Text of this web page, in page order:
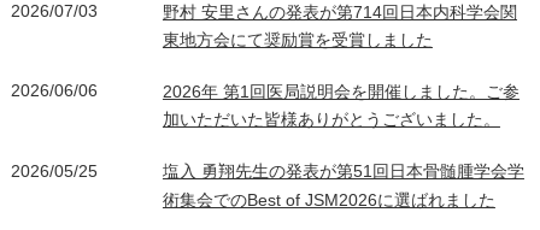
2026/07/03
野村 安里さんの発表が第714回日本内科学会関
東地方会にて奨励賞を受賞しました
2026/06/06
2026年 第1回医局説明会を開催しました。ご参
加いただいた皆様ありがとうございました。
2026/05/25
塩入 勇翔先生の発表が第51回日本骨髄腫学会学
術集会でのBest of JSM2026に選ばれました